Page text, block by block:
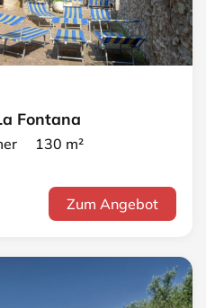
Fontana
130 m²
Zum Angebot